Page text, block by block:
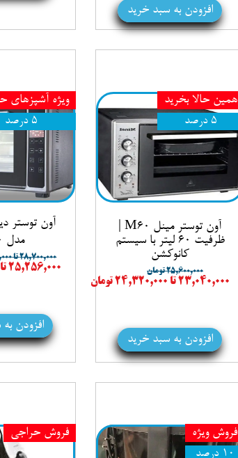
افزودن به سبد خرید
آون توستر مینل M60 |
ظرفیت 60 لیتر با سیستم
کانوکشن
۲۵,۶۰۰,۰۰۰ تومان
۲۳,۰۴۰,۰۰۰ تا ۲۴,۳۲۰,۰۰۰ تومان
افزودن به سبد خرید
همین حالا بخرید
۵ درصد
آون توستر
مدل M60
۲۸,۷۰۰,۰۰۰ تا ۲۷,۸۰۰,۰۰۰ تومان
۲۵,۲۵۶,۰۰۰ تا ۲۶,۴۱۰,۰۰۰ تومان
افزودن
ویژه آشپزهای
۵ درصد
فروش ویژه
۱۰ درصد
فروش حراجی